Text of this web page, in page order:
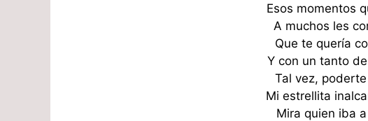
Esos momentos
A muchos les
Que te quería
Y con un tanto
Tal vez,
Mi estrellita
Mira quien iba